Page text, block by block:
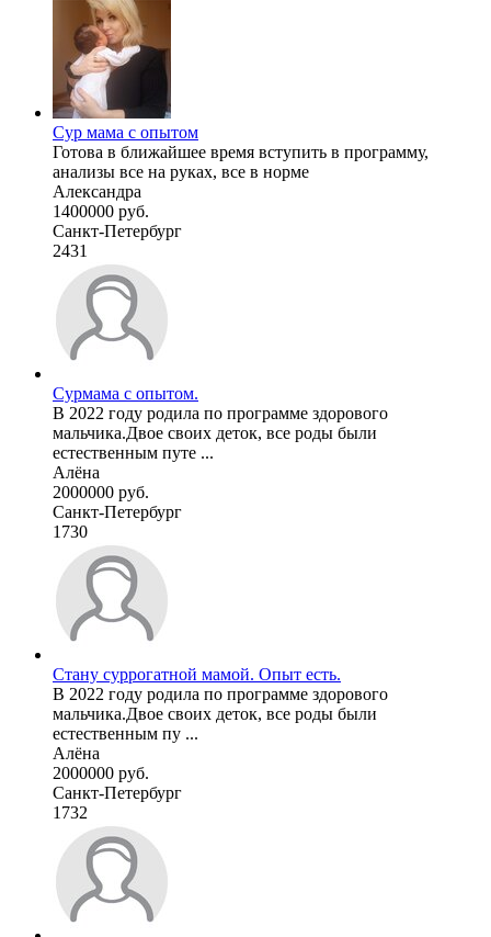
Сур мама с опытом
Готова в ближайшее время вступить в программу,
анализы все на руках, все в норме
Александра
1400000 руб.
Санкт-Петербург
2431
Сурмама с опытом.
В 2022 году родила по программе здорового
мальчика.Двое своих деток, все роды были
естественным путе ...
Алёна
2000000 руб.
Санкт-Петербург
1730
Стану суррогатной мамой. Опыт есть.
В 2022 году родила по программе здорового
мальчика.Двое своих деток, все роды были
естественным пу ...
Алёна
2000000 руб.
Санкт-Петербург
1732